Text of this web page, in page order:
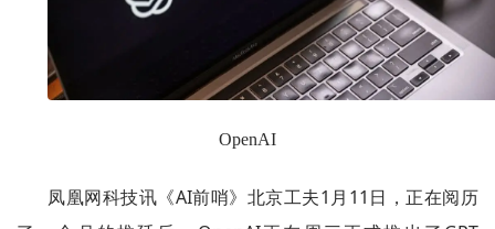
OpenAI
凤凰网科技讯《AI前哨》北京工夫1月11日，正在阅历